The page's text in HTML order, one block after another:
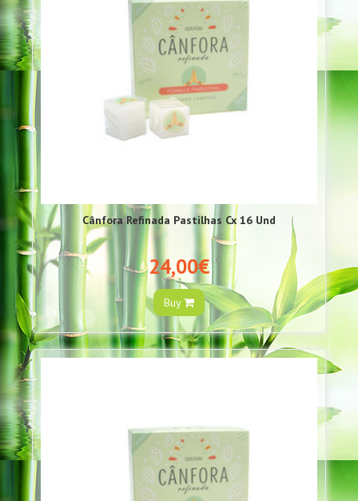
Cânfora Refinada Pastilhas Cx 16 Und
24,00€
Buy